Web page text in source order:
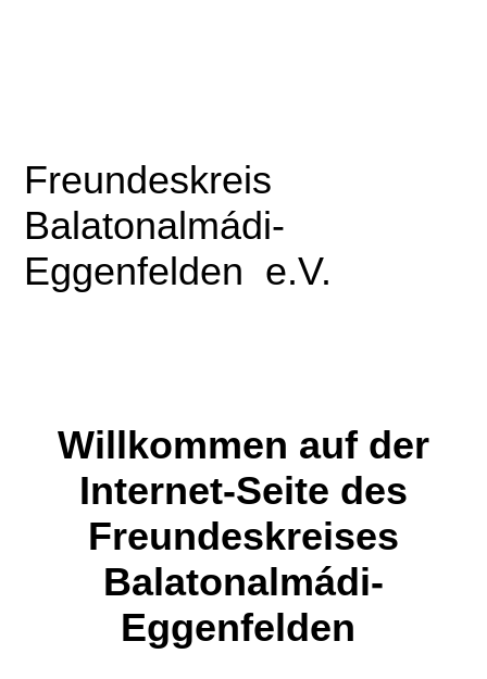
Freundeskreis
Balatonalmádi-
Eggenfelden e.V.
Willkommen auf der
Internet-Seite des
Freundeskreises
Balatonalmádi-
Eggenfelden